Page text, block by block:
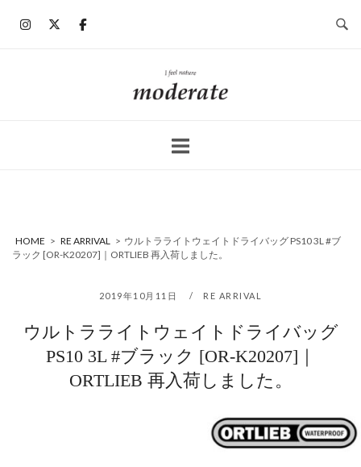
ホ
ー
HOME > RE ARRIVAL > ウルトラライトウェイトドライバッグ PS10 3L #ブ
ラック [OR-K20207]｜ORTLIEB 再入荷しました。
2019年10月11日 RE ARRIVAL
ウルトラライトウェイトドライバッグ
PS10 3L #ブラック [OR-K20207]｜
ORTLIEB 再入荷しました。